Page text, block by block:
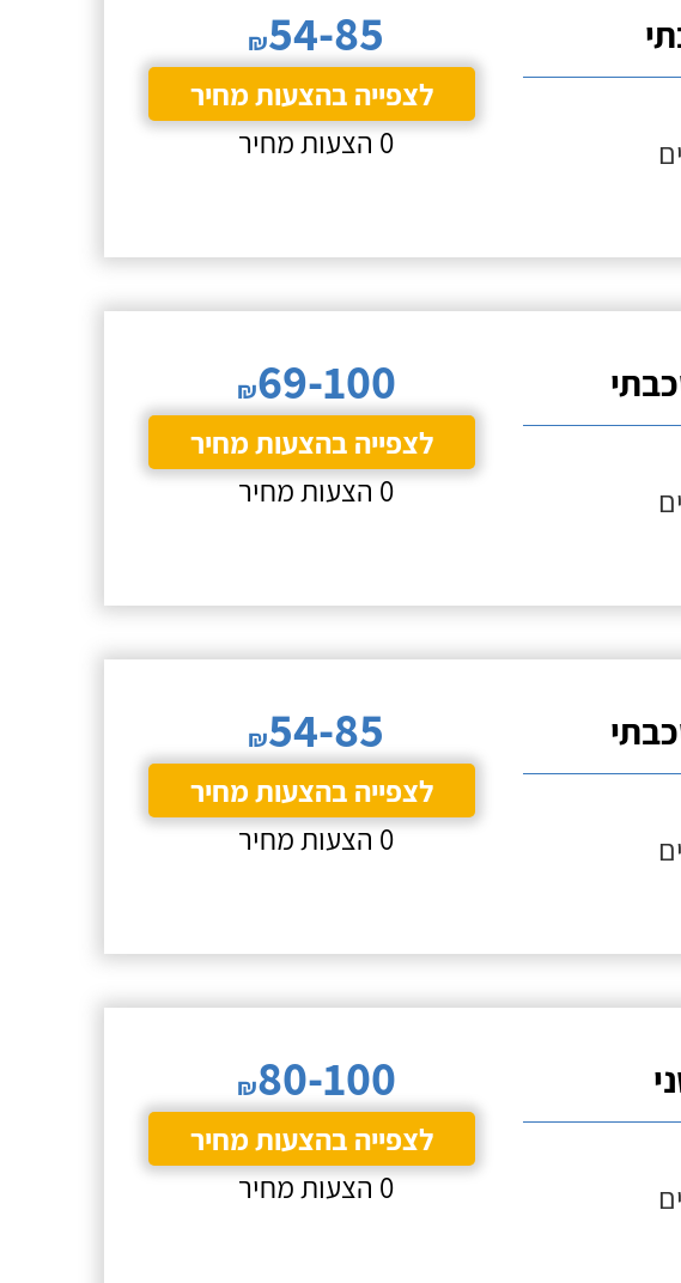
₪54-85
לצפייה בהצעות מחיר
0 הצעות מחיר
₪69-100
לצפייה בהצעות מחיר
0 הצעות מחיר
₪54-85
לצפייה בהצעות מחיר
0 הצעות מחיר
₪80-100
לצפייה בהצעות מחיר
0 הצעות מחיר